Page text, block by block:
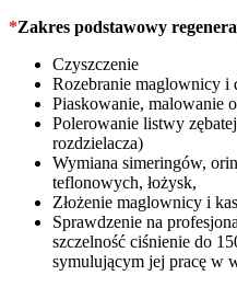
*Zakres podstawowy
Czyszczenie
Rozebranie maglownicy i
Piaskowanie, malowanie
Polerowanie listwy
rozdzielacza)
Wymiana simeringów,
teflonowych, łożysk,
Złożenie maglownicy i
Sprawdzenie na
szczelność ciśnienie do
symulującym jej pracę w